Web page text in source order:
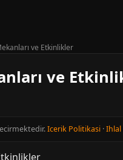
ve Etkinlikler
ve
Icerik Politikasi ·Ihlal